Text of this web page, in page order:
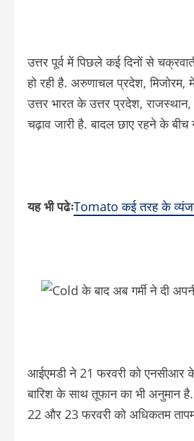
उत्तर पूर्व में पिछले कई दिनों से
हो रही है. अरुणाचल प्रदेश,
उत्तर भारत के उत्तर प्रदेश,
चढ़ाव जारी है. बादल छाए रहने के बीच
यह भी पढेःTomato कई तरह के
आईएमडी ने 21 फरवरी को एनसीआर के
बारिश के साथ तूफान का भी अनुमान
22 और 23 फरवरी को अधिकतम